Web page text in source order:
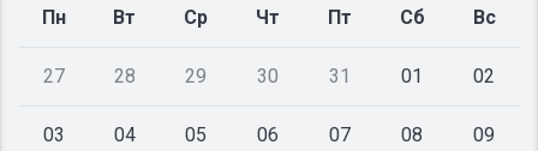
Пн Вт Ср Чт Пт Сб Вс
27 28 29 30 31 01 02
03 04 05 06 07 08 09